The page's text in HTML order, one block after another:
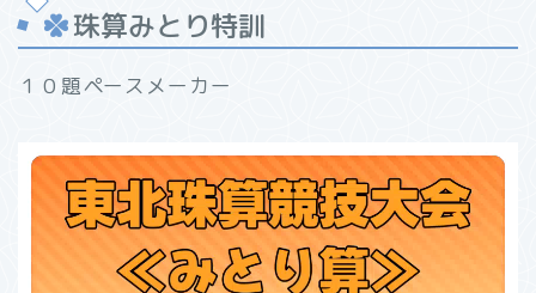
珠算みとり特訓
１０題ペースメーカー